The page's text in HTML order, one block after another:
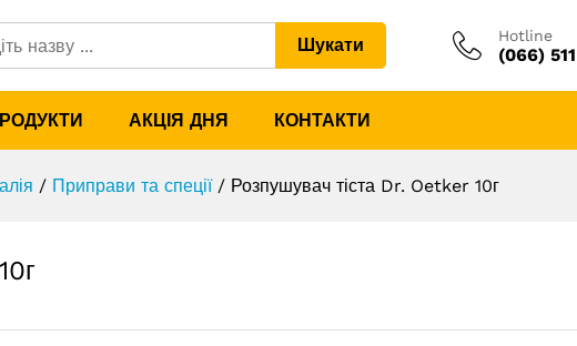
Шукати Hotline
(066)
АКЦІЯ ДНЯ КОНТАКТИ
/ Приправи та спеції / Розпушувач тіста Dr. Oetker 10г
10г